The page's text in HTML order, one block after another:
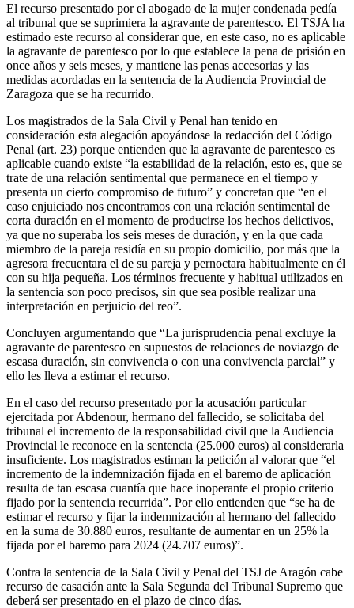
El recurso presentado por el abogado de la mujer condenada pedía
al tribunal que se suprimiera la agravante de parentesco. El TSJA ha
estimado este recurso al considerar que, en este caso, no es aplicable
la agravante de parentesco por lo que establece la pena de prisión en
once años y seis meses, y mantiene las penas accesorias y las
medidas acordadas en la sentencia de la Audiencia Provincial de
Zaragoza que se ha recurrido.
Los magistrados de la Sala Civil y Penal han tenido en
consideración esta alegación apoyándose la redacción del Código
Penal (art. 23) porque entienden que la agravante de parentesco es
aplicable cuando existe “la estabilidad de la relación, esto es, que se
trate de una relación sentimental que permanece en el tiempo y
presenta un cierto compromiso de futuro” y concretan que “en el
caso enjuiciado nos encontramos con una relación sentimental de
corta duración en el momento de producirse los hechos delictivos,
ya que no superaba los seis meses de duración, y en la que cada
miembro de la pareja residía en su propio domicilio, por más que la
agresora frecuentara el de su pareja y pernoctara habitualmente en él
con su hija pequeña. Los términos frecuente y habitual utilizados en
la sentencia son poco precisos, sin que sea posible realizar una
interpretación en perjuicio del reo”.
Concluyen argumentando que “La jurisprudencia penal excluye la
agravante de parentesco en supuestos de relaciones de noviazgo de
escasa duración, sin convivencia o con una convivencia parcial” y
ello les lleva a estimar el recurso.
En el caso del recurso presentado por la acusación particular
ejercitada por Abdenour, hermano del fallecido, se solicitaba del
tribunal el incremento de la responsabilidad civil que la Audiencia
Provincial le reconoce en la sentencia (25.000 euros) al considerarla
insuficiente. Los magistrados estiman la petición al valorar que “el
incremento de la indemnización fijada en el baremo de aplicación
resulta de tan escasa cuantía que hace inoperante el propio criterio
fijado por la sentencia recurrida”. Por ello entienden que “se ha de
estimar el recurso y fijar la indemnización al hermano del fallecido
en la suma de 30.880 euros, resultante de aumentar en un 25% la
fijada por el baremo para 2024 (24.707 euros)”.
Contra la sentencia de la Sala Civil y Penal del TSJ de Aragón cabe
recurso de casación ante la Sala Segunda del Tribunal Supremo que
deberá ser presentado en el plazo de cinco días.